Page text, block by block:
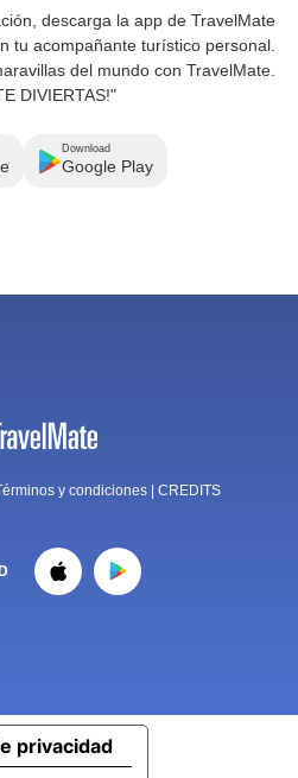
descarga la app de TravelMate
tu acompañante turístico personal.
del mundo con TravelMate.
DIVIERTAS!"
Download
Google Play
y condiciones CREDITS
privacidad